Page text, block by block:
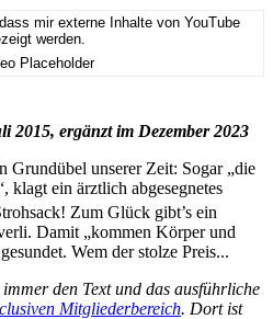
mir externe Inhalte von YouTube
werden.
2015, ergänzt im Dezember 2023
Grundübel unserer Zeit: Sogar „die
klagt ein ärztlich abgesegnetes
Zum Glück gibt’s ein
Damit „kommen Körper und
Wem der stolze Preis...
den Text und das ausführliche
Mitgliederbereich. Dort ist